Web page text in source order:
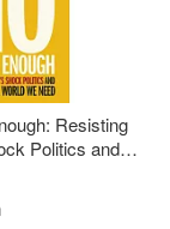
Resisting
Politics and
We Need